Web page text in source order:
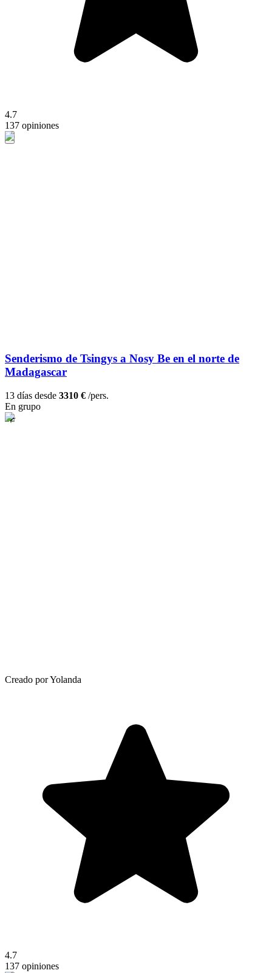
4.7
137 opiniones
Senderismo de Tsingys a Nosy Be en el norte de
Madagascar
13 días desde 3310 € /pers.
En grupo
Creado por Yolanda
4.7
137 opiniones